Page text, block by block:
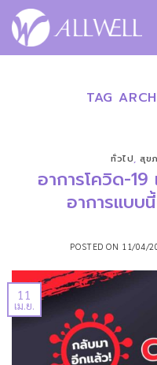
ข้าม
ไป
TAG
ทั่วไป,สุข
อาการโควิด-19
อาการแบบ
POSTED ON 11/04/
11
เม.ย.